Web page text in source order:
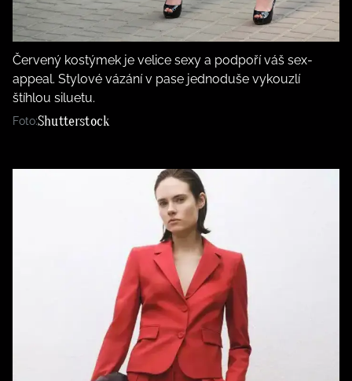
Červený kostýmek je velice sexy a podpoří váš sex-
appeal. Stylové vázání v pase jednoduše vykouzlí
štíhlou siluetu.
Foto:Shutterstock